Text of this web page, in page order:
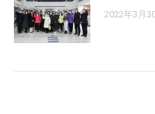
2022年3月